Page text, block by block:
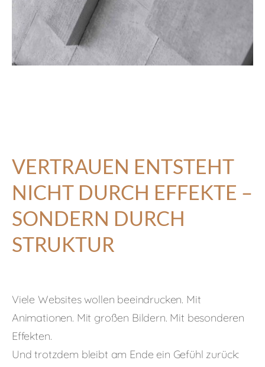
VERTRAUEN ENTSTEHT
NICHT DURCH EFFEKTE –
SONDERN DURCH
STRUKTUR
Viele Websites wollen beeindrucken. Mit
Animationen. Mit großen Bildern. Mit besonderen
Effekten.
Und trotzdem bleibt am Ende ein Gefühl zurück: